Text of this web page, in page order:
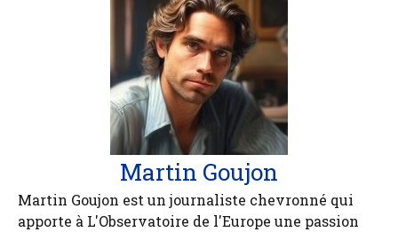
Martin Goujon
Martin Goujon est un journaliste chevronné qui
apporte à L'Observatoire de l'Europe une passion